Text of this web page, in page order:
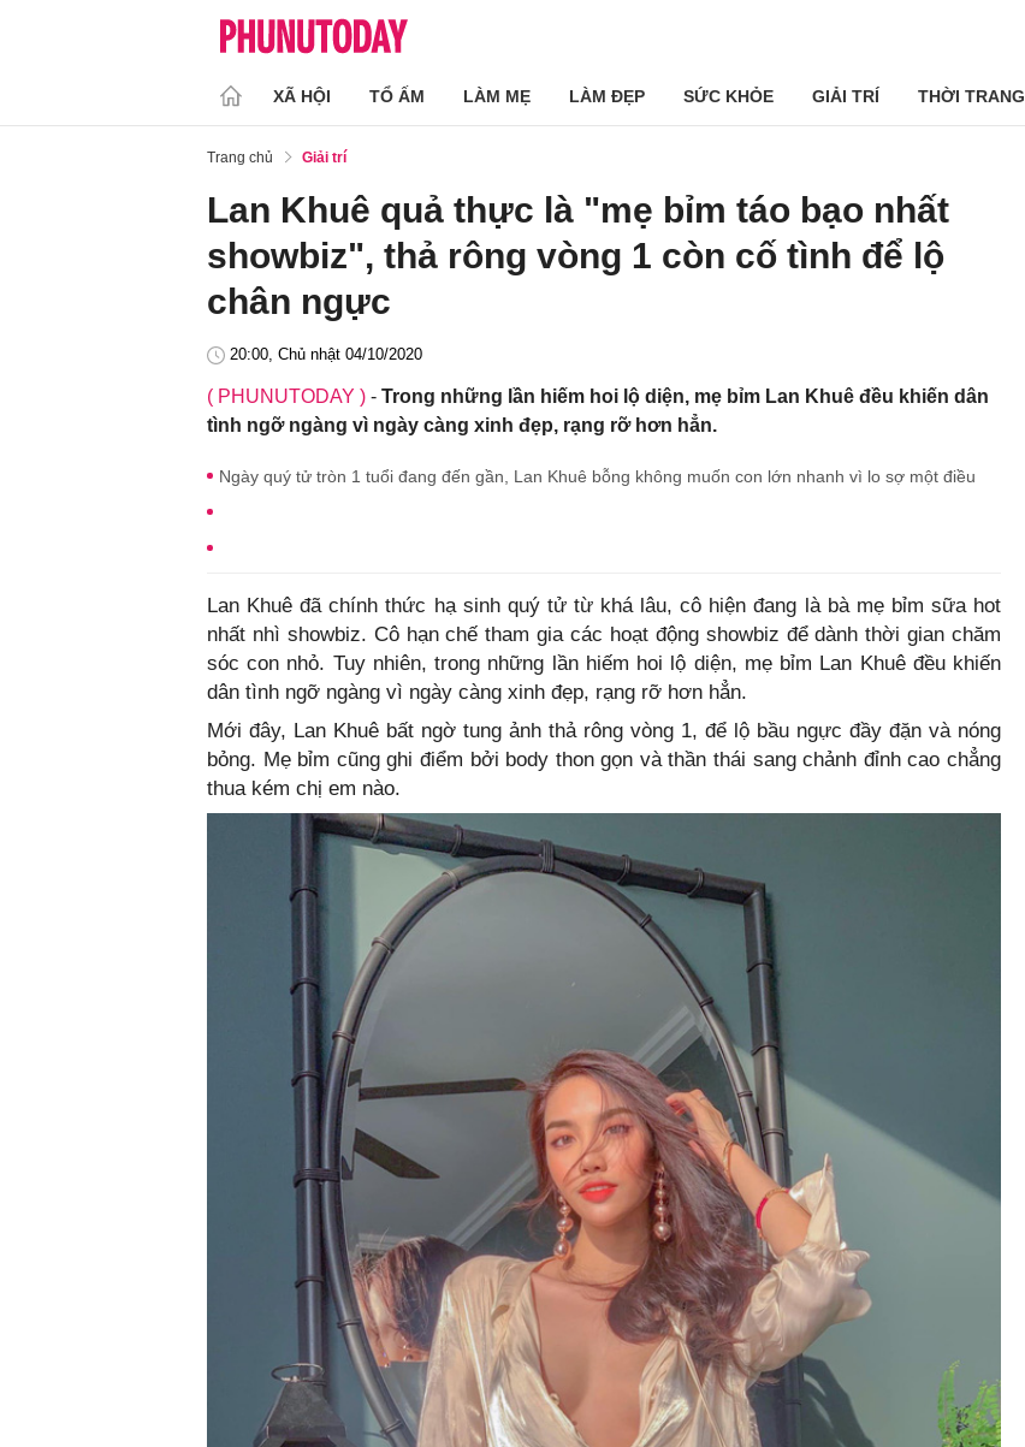
XÃ HỘI TỔ ẤM LÀM MẸ LÀM ĐẸP SỨC KHỎE GIẢI TRÍ THỜI TRANG
Trang chủ Giải trí
Lan Khuê quả thực là "mẹ bỉm táo bạo nhất
showbiz", thả rông vòng 1 còn cố tình để lộ
chân ngực
20:00, Chủ nhật 04/10/2020
( PHUNUTODAY ) - Trong những lần hiếm hoi lộ diện, mẹ bỉm Lan Khuê đều khiến dân
tình ngỡ ngàng vì ngày càng xinh đẹp, rạng rỡ hơn hẳn.
Ngày quý tử tròn 1 tuổi đang đến gần, Lan Khuê bỗng không muốn con lớn nhanh vì lo sợ một điều
Lan Khuê đã chính thức hạ sinh quý tử từ khá lâu, cô hiện đang là bà mẹ bỉm sữa hot
nhất nhì showbiz. Cô hạn chế tham gia các hoạt động showbiz để dành thời gian chăm
sóc con nhỏ. Tuy nhiên, trong những lần hiếm hoi lộ diện, mẹ bỉm Lan Khuê đều khiến
dân tình ngỡ ngàng vì ngày càng xinh đẹp, rạng rỡ hơn hẳn.
Mới đây, Lan Khuê bất ngờ tung ảnh thả rông vòng 1, để lộ bầu ngực đầy đặn và nóng
bỏng. Mẹ bỉm cũng ghi điểm bởi body thon gọn và thần thái sang chảnh đỉnh cao chẳng
thua kém chị em nào.